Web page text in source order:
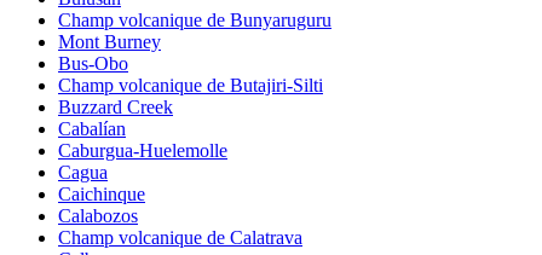
Champ volcanique de Bunyaruguru
Mont Burney
Bus-Obo
Champ volcanique de Butajiri-Silti
Buzzard Creek
Cabalían
Caburgua-Huelemolle
Cagua
Caichinque
Calabozos
Champ volcanique de Calatrava